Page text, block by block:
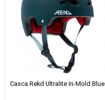
Casca Rekd Ultralite In-Mold Blue